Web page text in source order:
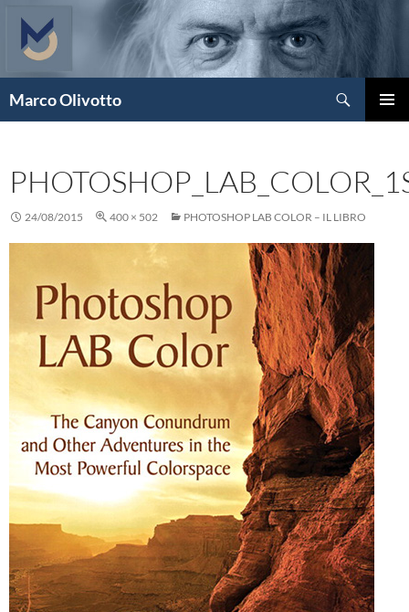
contenuto
Marco Olivotto
24/08/2015 400 × 502 PHOTOSHOP LAB COLOR – IL LIBRO